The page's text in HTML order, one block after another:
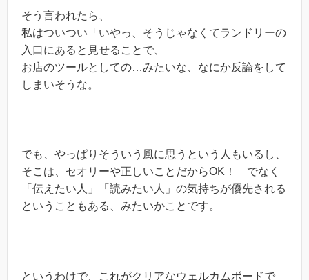
そう言われたら、
私はついつい「いやっ、そうじゃなくてランドリーの
入口にあると見せることで、
お店のツールとしての…みたいな、なにか反論をして
しまいそうな。
でも、やっぱりそういう風に思うという人もいるし、
そこは、セオリーや正しいことだからOK！ でなく
「伝えたい人」「読みたい人」の気持ちが優先される
ということもある、みたいかことです。
というわけで、これがクリアなウェルカムボードで